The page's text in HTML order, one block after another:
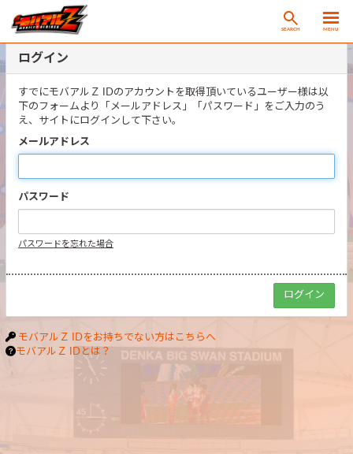
SEARCH MENU
ログイン
すでにモバアルＺ IDのアカウントを取得頂いているユーザー様は以
下のフォームより「メールアドレス」「パスワード」をご入力のう
え、サイトにログインして下さい。
メールアドレス
パスワード
パスワードを忘れた場合
モバアルＺ IDをお持ちでない方はこちらへ
モバアルＺ IDとは？